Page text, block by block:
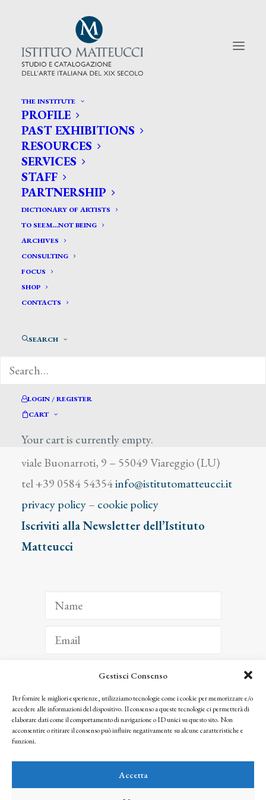
Gestisci Consenso
Per fornire le migliori esperienze, utilizziamo tecnologie come i cookie per memorizzare e/o
accedere alle informazioni del dispositivo. Il consenso a queste tecnologie ci permetterà di
elaborare dati come il comportamento di navigazione o ID unici su questo sito. Non
acconsentire o ritirare il consenso può influire negativamente su alcune caratteristiche e
funzioni.
Accetta
THE INSTITUTE
PROFILE
PAST EXHIBITIONS
RESOURCES
SERVICES
STAFF
PARTNERSHIP
DICTIONARY OF ARTISTS
TO SEEM…NOT BEING
ARCHIVES
CONSULTING
FOCUS
SHOP
CONTACTS
SEARCH
LOGIN / REGISTER
CART
Your cart is currently empty.
CERCA TRA GLI ARTISTI:
Search
for:
Artez
Istituto Matteucci
viale Buonarroti, 9 – 55049 Viareggio (LU)
tel +39 0584 54354info@istitutomatteucci.it
privacy policy– cookie policy
Iscriviti alla Newsletter dell’Istituto
Matteucci
ISCRIVITI
Facendo clic per iscriverti, riconosci che le tue informazioni saranno trattate
seguendo la nostra Privacy Policy
© 2025 Istituto Matteucci. All right reserved
l’autorizzazione scritta dei proprietari dei diritti e dell’Istituto Matteucci